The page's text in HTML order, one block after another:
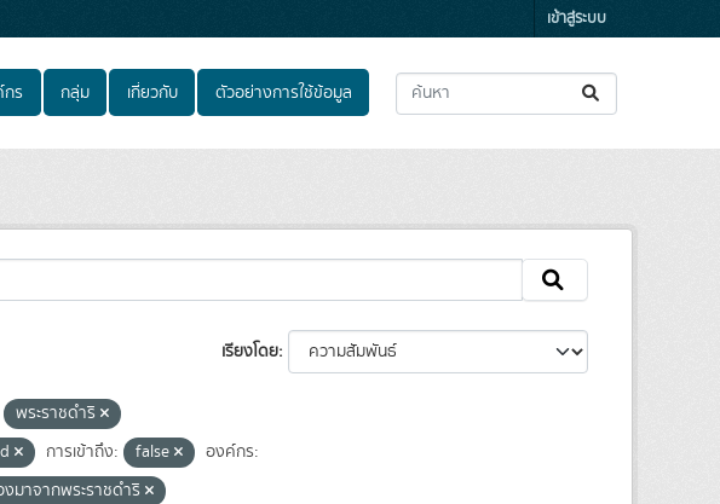
เข้าสู่ระบบ
ร กลุ่ม เกี่ยวกับ ตัวอย่างการใช้ข้อมูล
เรียงโดย
พระราชดำริ
การเข้าถึง: false
องค์กร:
มาจากพระราชดำริ